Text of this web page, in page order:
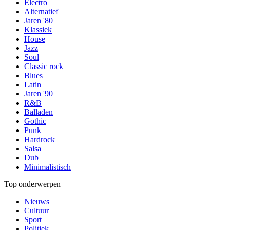
Electro
Alternatief
Jaren '80
Klassiek
House
Jazz
Soul
Classic rock
Blues
Latin
Jaren '90
R&B
Balladen
Gothic
Punk
Hardrock
Salsa
Dub
Minimalistisch
Top onderwerpen
Nieuws
Cultuur
Sport